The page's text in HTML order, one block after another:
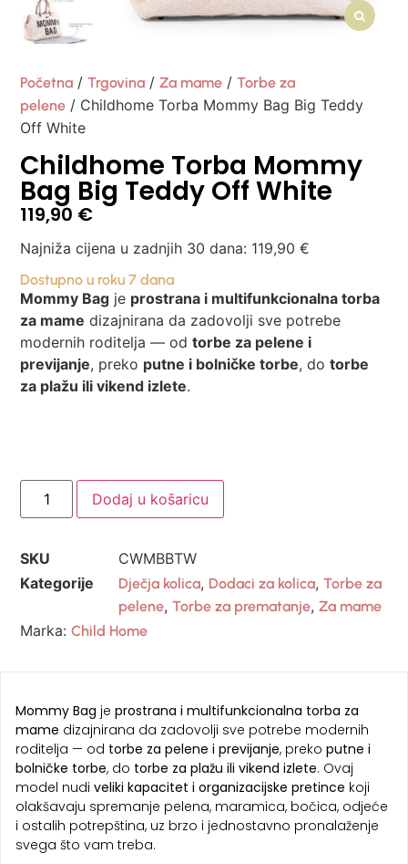
Početna /Trgovina /Za mame /Torbe za
pelene / Childhome Torba Mommy Bag Big Teddy
Off White
Childhome Torba Mommy
Bag Big Teddy Off White
119,90 €
Najniža cijena u zadnjih 30 dana: 119,90€
Dostupno u roku 7 dana
Mommy Bag je prostrana i multifunkcionalna torba
za mame dizajnirana da zadovolji sve potrebe
modernih roditelja — odtorbe za pelene i
previjanje, preko putne i bolničke torbe, dotorbe
za plažu ili vikend izlete.
Dodaj u košaricu
SKU
CWMBBTW
Kategorije
Dječja kolica, Dodaci za kolica,Torbe za
pelene,Torbe za prematanje,Za mame
Marka:Child Home
Mommy Bag je prostrana i multifunkcionalna torba za
mame dizajnirana da zadovolji sve potrebe modernih
roditelja — od torbe za pelene i previjanje, preko putne i
bolničke torbe, do torbe za plažu ili vikend izlete. Ovaj
model nudi veliki kapacitet i organizacijske pretince koji
olakšavaju spremanje pelena, maramica, bočica, odjeće
i ostalih potrepština, uz brzo i jednostavno pronalaženje
svega što vam treba.